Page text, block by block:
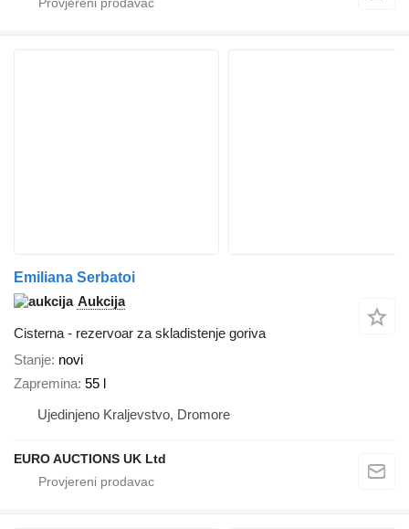
Emiliana Serbatoi
Aukcija
Cisterna - rezervoar za skladistenje goriva
Stanje novi
Zapremina 55 l
Ujedinjeno Kraljevstvo, Dromore
EURO AUCTIONS UK Ltd